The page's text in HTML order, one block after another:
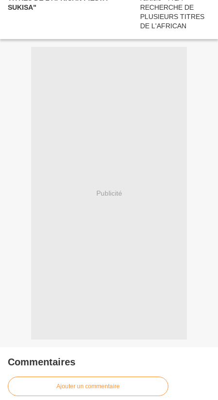
SUKISA"
Publicité
Commentaires
Ajouter un commentaire